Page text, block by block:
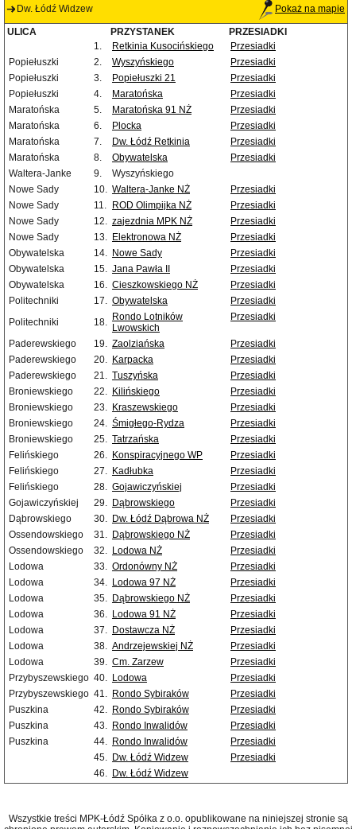
Dw. Łódź Widzew Pokaż na mapie
ULICA PRZYSTANEK
PRZESIADKI
1.
Retkinia Kusocińskiego
Przesiadki
Popiełuszki
2. Wyszyńskiego
Przesiadki
Popiełuszki
3. Popiełuszki 21
Przesiadki
Popiełuszki
4. Maratońska
Przesiadki
Maratońska
5. Maratońska 91 NŻ
Przesiadki
Maratońska
6. Plocka
Przesiadki
Maratońska
7. Dw. Łódź Retkinia
Przesiadki
Maratońska
8. Obywatelska
Przesiadki
Waltera-Janke
9.
Wyszyńskiego
Nowe Sady
10. Waltera-Janke NŻ
Przesiadki
Nowe Sady
11. ROD Olimpijka NŻ
Przesiadki
Nowe Sady
12. zajezdnia MPK NŻ
Przesiadki
Nowe Sady
13. Elektronowa NŻ
Przesiadki
Obywatelska
14. Nowe Sady
Przesiadki
Obywatelska
15. Jana Pawła II
Przesiadki
Obywatelska
16. Cieszkowskiego NŻ
Przesiadki
Politechniki
17. Obywatelska
Przesiadki
Politechniki
18. Rondo Lotników
Lwowskich
Przesiadki
Paderewskiego 19. Zaolziańska
Przesiadki
Paderewskiego
20. Karpacka
Przesiadki
Paderewskiego
21. Tuszyńska
Przesiadki
Broniewskiego
22. Kilińskiego
Przesiadki
Broniewskiego
23. Kraszewskiego
Przesiadki
Broniewskiego
24. Śmigłego-Rydza
Przesiadki
Broniewskiego
25. Tatrzańska
Przesiadki
Felińskiego
26. Konspiracyjnego WP
Przesiadki
Felińskiego
27. Kadłubka
Przesiadki
Felińskiego
28. Gojawiczyńskiej
Przesiadki
Gojawiczyńskiej
29. Dąbrowskiego
Przesiadki
Dąbrowskiego
30. Dw. Łódź Dąbrowa NŻ
Przesiadki
Ossendowskiego
31. Dąbrowskiego NŻ
Przesiadki
Ossendowskiego
32. Lodowa NŻ
Przesiadki
Lodowa
33. Ordonówny NŻ
Przesiadki
Lodowa
34. Lodowa 97 NŻ
Przesiadki
Lodowa
35. Dąbrowskiego NŻ
Przesiadki
Lodowa
36. Lodowa 91 NŻ
Przesiadki
Lodowa
37. Dostawcza NŻ
Przesiadki
Lodowa
38. Andrzejewskiej NŻ
Przesiadki
Lodowa
39. Cm. Zarzew
Przesiadki
Przybyszewskiego 40. Lodowa
Przesiadki
Przybyszewskiego 41. Rondo Sybiraków
Przesiadki
Puszkina
42. Rondo Sybiraków
Przesiadki
Puszkina
43. Rondo Inwalidów
Przesiadki
Puszkina
44. Rondo Inwalidów
Przesiadki
45. Dw. Łódź Widzew
Przesiadki
46. Dw. Łódź Widzew
Wszystkie treści MPK-Łódź Spółka z o.o. opublikowane na niniejszej stronie są